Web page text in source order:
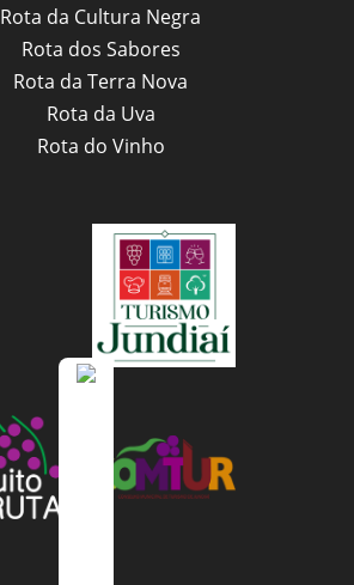
Rota da Cultura Negra
Rota dos Sabores
Rota da Terra Nova
Rota da Uva
Rota do Vinho